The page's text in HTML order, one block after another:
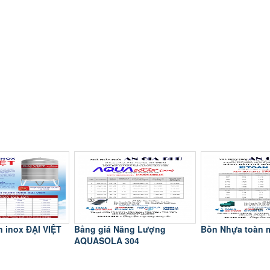
Năng Lượng
Bồn Nhựa toàn mỹ Bảng giá